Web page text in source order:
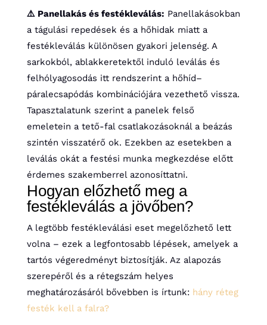
⚠️ Panellakás és festékleválás: Panellakásokban
a tágulási repedések és a hőhidak miatt a
festékleválás különösen gyakori jelenség. A
sarkokból, ablakkeretektől induló leválás és
felhólyagosodás itt rendszerint a hőhíd–
páralecsapódás kombinációjára vezethető vissza.
Tapasztalatunk szerint a panelek felső
emeletein a tető-fal csatlakozásoknál a beázás
szintén visszatérő ok. Ezekben az esetekben a
leválás okát a festési munka megkezdése előtt
érdemes szakemberrel azonosíttatni.
Hogyan előzhető meg a
festékleválás a jövőben?
A legtöbb festékleválási eset megelőzhető lett
volna – ezek a legfontosabb lépések, amelyek a
tartós végeredményt biztosítják. Az alapozás
szerepéről és a rétegszám helyes
meghatározásáról bővebben is írtunk: hány réteg
festék kell a falra?